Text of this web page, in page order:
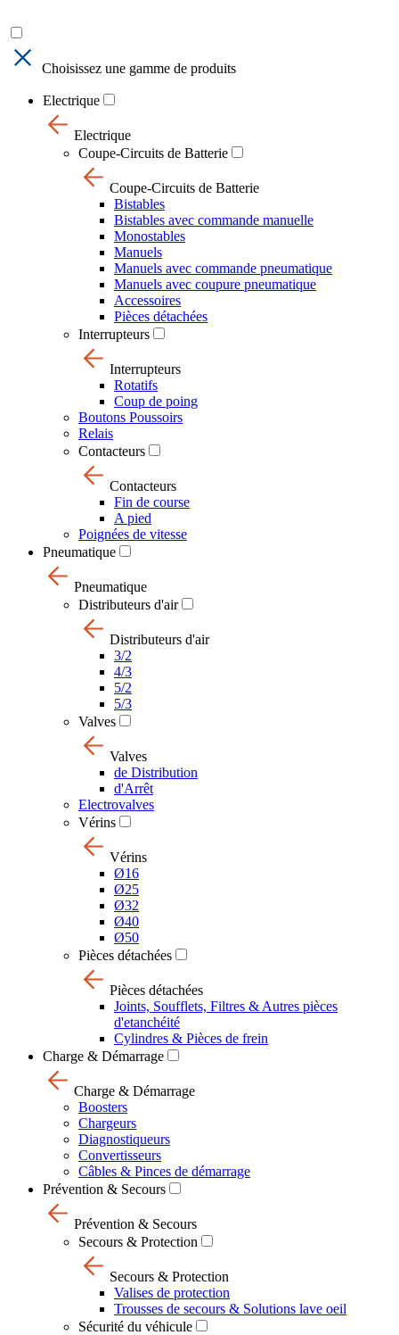
Choisissez une gamme de produits
Electrique
Electrique
Coupe-Circuits de Batterie
Coupe-Circuits de Batterie
Bistables
Bistables avec commande manuelle
Monostables
Manuels
Manuels avec commande pneumatique
Manuels avec coupure pneumatique
Accessoires
Pièces détachées
Interrupteurs
Interrupteurs
Rotatifs
Coup de poing
Boutons Poussoirs
Relais
Contacteurs
Contacteurs
Fin de course
A pied
Poignées de vitesse
Pneumatique
Pneumatique
Distributeurs d'air
Distributeurs d'air
3/2
4/3
5/2
5/3
Valves
Valves
de Distribution
d'Arrêt
Electrovalves
Vérins
Vérins
Ø16
Ø25
Ø32
Ø40
Ø50
Pièces détachées
Pièces détachées
Joints, Soufflets, Filtres & Autres pièces
d'etanchéité
Cylindres & Pièces de frein
Charge & Démarrage
Charge & Démarrage
Boosters
Chargeurs
Diagnostiqueurs
Convertisseurs
Câbles & Pinces de démarrage
Prévention & Secours
Prévention & Secours
Secours & Protection
Secours & Protection
Valises de protection
Trousses de secours & Solutions lave oeil
Sécurité du véhicule